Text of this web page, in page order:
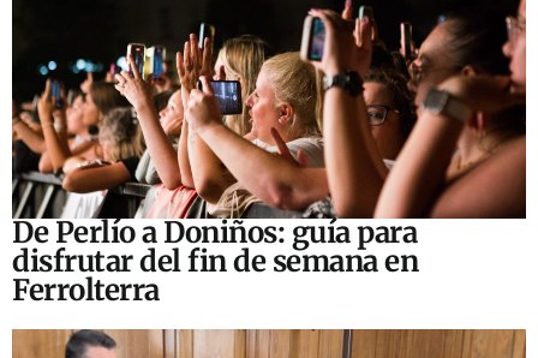
De Perlío a Doniños: guía para
disfrutar del fin de semana en
Ferrolterra